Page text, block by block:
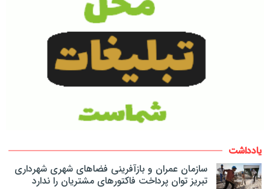
یادداشت
سازمان عمران و بازآفرینی فضاهای شهری شهرداری
تبریز توان پرداخت فاکتورهای مشتریان را ندارد